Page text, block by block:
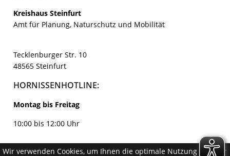
Kreishaus Steinfurt
Amt für Planung, Naturschutz und Mobilität
Tecklenburger Str. 10
48565 Steinfurt
HORNISSENHOTLINE:
Montag bis Freitag
10:00 bis 12:00 Uhr
Wir verwenden Cookies, um Ihnen die optimale Nutzung unserer